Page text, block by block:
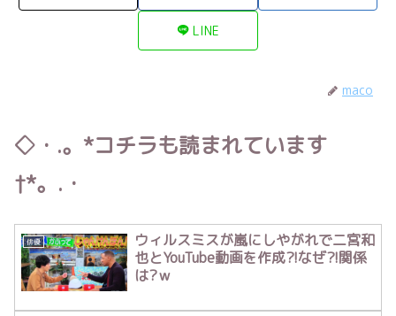
LINE
maco
◇・.。*コチラも読まれています
†*。.・
俳優
ウィルスミスが嵐にしやがれで二宮和
也とYouTube動画を作成?!なぜ?!関係
は?ｗ